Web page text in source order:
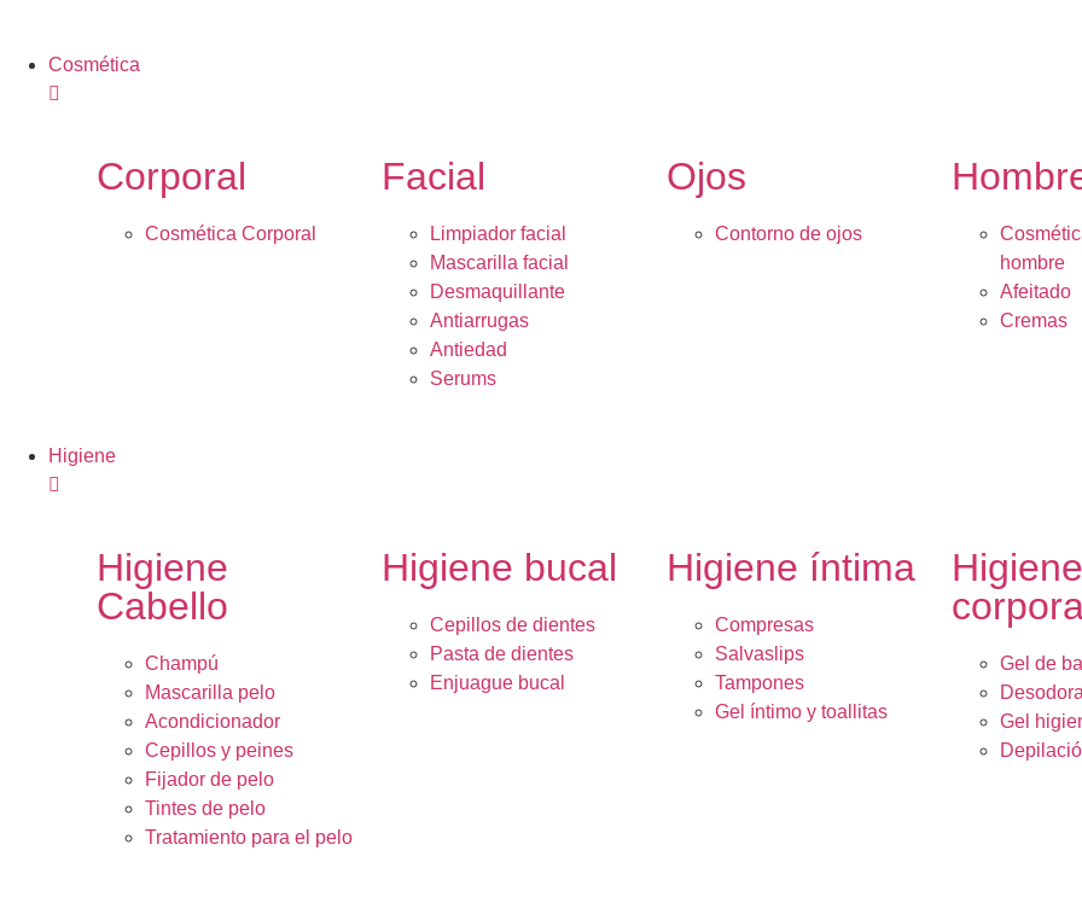
Cosmética
Corporal
Cosmética Corporal
Facial
Limpiador facial
Mascarilla facial
Desmaquillante
Antiarrugas
Antiedad
Serums
Ojos
Contorno de ojos
hombre
Afeitado
Cremas
Higiene
Higiene
Cabello
Champú
Mascarilla pelo
Acondicionador
Cepillos y peines
Fijador de pelo
Tintes de pelo
Tratamiento para el pelo
Higiene bucal
Cepillos de dientes
Pasta de dientes
Enjuague bucal
Higiene íntima
Compresas
Salvaslips
Tampones
Gel íntimo y toallitas
Higiene
Gel de
Gel